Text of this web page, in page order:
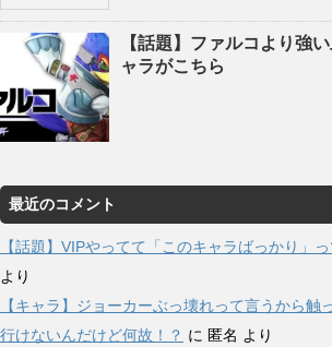
【話題】ファルコより強
ャラがこちら
最近のコメント
【話題】VIPやってて「このキャラばっかり」
より
【キャラ】ジョーカーぶっ壊れって言うから触
行けないんだけど何故！？ に 匿名 より